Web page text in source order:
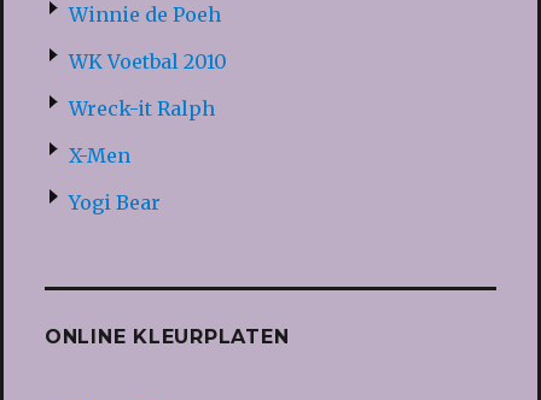
Winnie de Poeh
WK Voetbal 2010
Wreck-it Ralph
X-Men
Yogi Bear
ONLINE KLEURPLATEN